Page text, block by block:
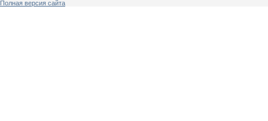
Полная версия сайта